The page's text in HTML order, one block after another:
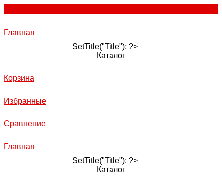
Главная
SetTitle("Title"); ?>
Каталог
Корзина
Избранные
Сравнение
Главная
SetTitle("Title"); ?>
Каталог